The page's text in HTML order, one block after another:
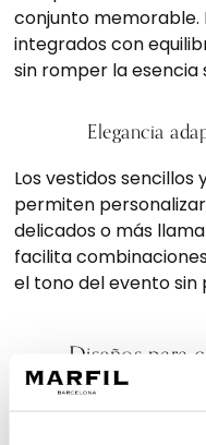
conjunto memorable.
integrados con
sin romper la esencia
Elegancia
Los vestidos
permiten
delicados o más
facilita
el tono del evento
Diseños para